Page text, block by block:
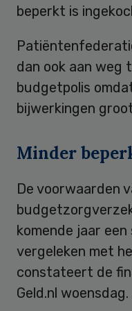
beperkt is
dan ook aan weg
budgetpolis
bijwerkingen
Minder
De voorwaarden
komende jaar
vergeleken met
constateert de
Geld.nl woensdag.